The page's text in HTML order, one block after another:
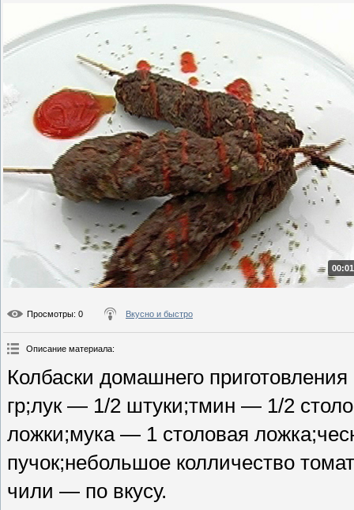
Просмотры: 0 Вкусно и быстро
Описание материала:
Колбаски домашнего
гр;лук — 1/2 штуки;тмин — 1/2
ложки;мука — 1 столовая
пучок;небольшое колличество
чили — по вкусу.